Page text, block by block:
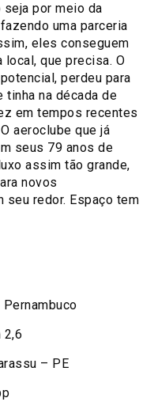
por meio da
uma parceria
eles conseguem
local, que precisa. O
perdeu para
tinha na década de
em tempos recentes
aeroclube que já
seus 79 anos de
assim tão grande,
novos
redor. Espaço tem
2,6
– PE